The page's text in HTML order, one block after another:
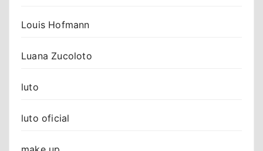
Louis Hofmann
Luana Zucoloto
luto
luto oficial